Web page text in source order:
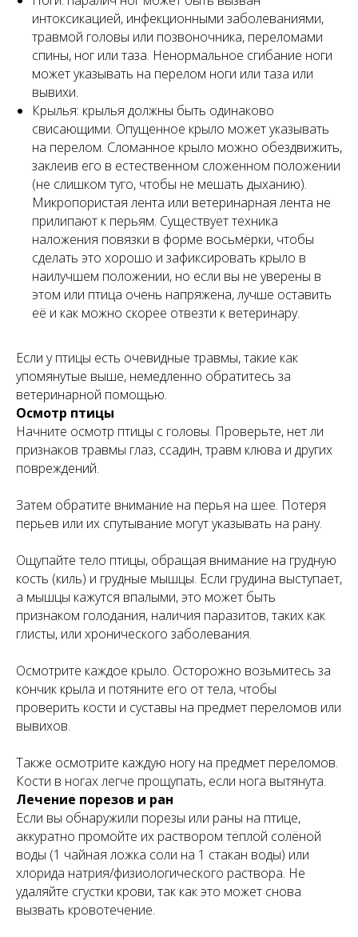
интоксикацией, инфекционными заболеваниями,
травмой головы или позвоночника, переломами
спины, ног или таза. Ненормальное сгибание ноги
может указывать на перелом ноги или таза или
вывихи.
Крылья: крылья должны быть одинаково
свисающими. Опущенное крыло может указывать
на перелом. Сломанное крыло можно обездвижить,
заклеив его в естественном сложенном положении
(не слишком туго, чтобы не мешать дыханию).
Микропористая лента или ветеринарная лента не
прилипают к перьям. Существует техника
наложения повязки в форме восьмёрки, чтобы
сделать это хорошо и зафиксировать крыло в
наилучшем положении, но если вы не уверены в
этом или птица очень напряжена, лучше оставить
её и как можно скорее отвезти к ветеринару.
Если у птицы есть очевидные травмы, такие как
упомянутые выше, немедленно обратитесь за
ветеринарной помощью.
Осмотр птицы
Начните осмотр птицы с головы. Проверьте, нет ли
признаков травмы глаз, ссадин, травм клюва и других
повреждений.
Затем обратите внимание на перья на шее. Потеря
перьев или их спутывание могут указывать на рану.
Ощупайте тело птицы, обращая внимание на грудную
кость (киль) и грудные мышцы. Если грудина выступает,
а мышцы кажутся впалыми, это может быть
признаком голодания, наличия паразитов, таких как
глисты, или хронического заболевания.
Осмотрите каждое крыло. Осторожно возьмитесь за
кончик крыла и потяните его от тела, чтобы
проверить кости и суставы на предмет переломов или
вывихов.
Также осмотрите каждую ногу на предмет переломов.
Кости в ногах легче прощупать, если нога вытянута.
Лечение порезов и ран
Если вы обнаружили порезы или раны на птице,
аккуратно промойте их раствором тёплой солёной
воды (1 чайная ложка соли на 1 стакан воды) или
хлорида натрия/физиологического раствора. Не
удаляйте сгустки крови, так как это может снова
вызвать кровотечение.